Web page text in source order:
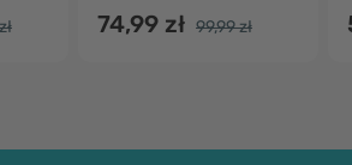
74,99 zł 99,99 zł